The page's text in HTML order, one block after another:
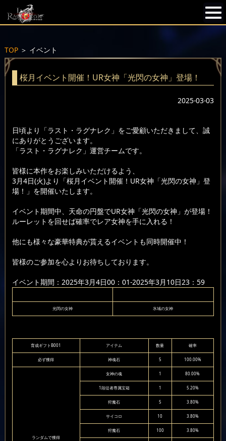
TOP＞ イベント
桜月イベント開催！UR女神「光閃の女神」登場！
2025-03-03
日頃より「ラスト・ラグナレク」をご愛顧いただきまして、誠
にありがとうございます。
「ラスト・ラグナレク」運営チームです。
皆様に本作をお楽しみいただけるよう、
3月4日(火)より「桜月イベント開催！UR女神「光閃の女神」登
場！」を開催いたします。
イベント期間中、天命の円盤でUR女神「光閃の女神」が登場！
ルーレットを回せば確率でレア女神を手に入れる！
他にも様々な豪華特典が貰えるイベントも同時開催中！
皆様のご参加を心よりお待ちしております。
イベント期間：2025年3月4日00：01-2025年3月10日23：59
光閃の女神 氷域の女神
育成ギフトB001 アイテム 数量 確率
必ず獲得 神魂石 5 100.00%
ランダムで獲得
女神の魂 1 80.00%
1段従者専属宝箱 1 5.20%
狩魔石 5 3.80%
サイコロ 10 3.80%
狩魔石 100 3.80%